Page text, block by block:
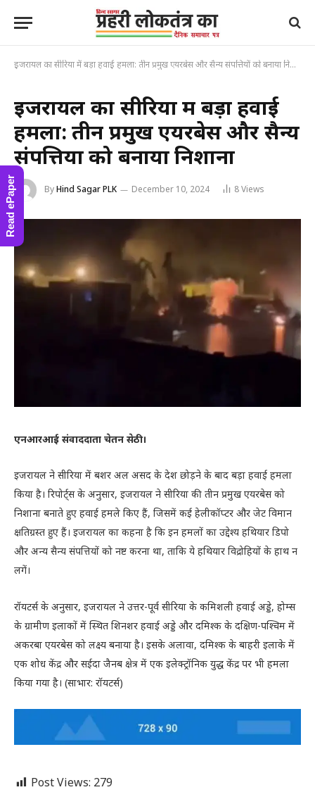
इजरायल का सीरिया में बड़ा हवाई हमला: तीन प्रमुख एयरबेस और सैन्य संपत्तियों को बनाया निशाना
इजरायल का सीरिया में बड़ा हवाई
हमला: तीन प्रमुख एयरबेस और सैन्य
संपत्तियों को बनाया निशाना
ByHind Sagar PLK December 10, 2024 8Views
एनआरआई संवाददाता चेतन सेठी।
इजरायल ने सीरिया में बशर अल असद के देश छोड़ने के बाद बड़ा हवाई हमला
किया है। रिपोर्ट्स के अनुसार, इजरायल ने सीरिया की तीन प्रमुख एयरबेस को
निशाना बनाते हुए हवाई हमले किए हैं, जिसमें कई हेलीकॉप्टर और जेट विमान
क्षतिग्रस्त हुए हैं। इजरायल का कहना है कि इन हमलों का उद्देश्य हथियार डिपो
और अन्य सैन्य संपत्तियों को नष्ट करना था, ताकि ये हथियार विद्रोहियों के हाथ न
लगें।
रॉयटर्स के अनुसार, इजरायल ने उत्तर-पूर्व सीरिया के कमिशली हवाई अड्डे, होम्स
के ग्रामीण इलाकों में स्थित शिनशर हवाई अड्डे और दमिश्क के दक्षिण-पश्चिम में
अकरबा एयरबेस को लक्ष्य बनाया है। इसके अलावा, दमिश्क के बाहरी इलाके में
एक शोध केंद्र और सईदा जैनब क्षेत्र में एक इलेक्ट्रॉनिक युद्ध केंद्र पर भी हमला
किया गया है। (साभार: रॉयटर्स)
Post Views: 279
Read ePaper